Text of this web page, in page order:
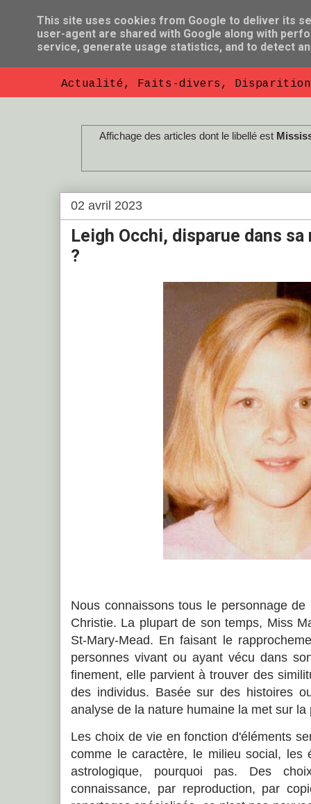
So Florent B
Actualité, Faits-divers,
Affichage des articles dont le libellé est
02 avril 2023
Leigh Occhi, disparue dans
?
Nous connaissons tous le personnage
Christie. La plupart de son temps, Miss
St-Mary-Mead. En faisant le
personnes vivant ou ayant vécu dans
finement, elle parvient à trouver des
des individus. Basée sur des histoires
analyse de la nature humaine la met sur
Les choix de vie en fonction d'éléments
comme le caractère, le milieu social, les
astrologique, pourquoi pas. Des
connaissance, par reproduction, par
This site uses cookies from Google to deliver its
user-agent are shared with Google along with
service, generate usage statistics, and to detect